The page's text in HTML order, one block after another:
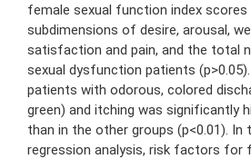
female sexual function index scores
subdimensions of desire, arousal,
satisfaction and pain, and the total
sexual dysfunction patients
patients with odorous, colored
green) and itching was significantly
than in the other groups (p<0.01). In
regression analysis, risk factors for